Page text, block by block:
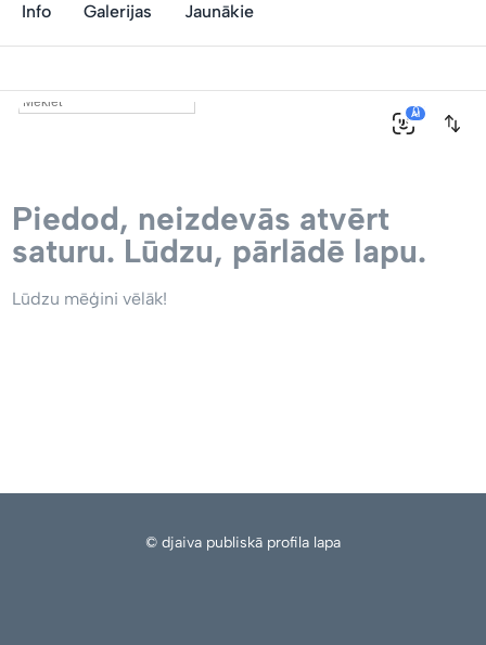
Info Galerijas Jaunākie
0
AI
Piedod, neizdevās atvērt
saturu. Lūdzu, pārlādē lapu.
Lūdzu mēģini vēlāk!
© djaiva publiskā profila lapa